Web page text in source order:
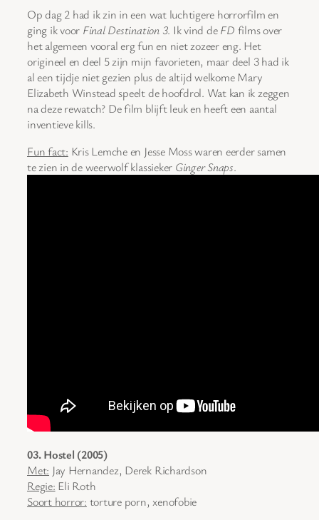
Op dag 2 had ik zin in een wat luchtigere horrorfilm en
ging ik voor Final Destination 3. Ik vind deFD films over
het algemeen vooral erg fun en niet zozeer eng. Het
origineel en deel 5 zijn mijn favorieten, maar deel 3 had ik
al een tijdje niet gezien plus de altijd welkome Mary
Elizabeth Winstead speelt de hoofdrol. Wat kan ik zeggen
na deze rewatch? De film blijft leuk en heeft een aantal
inventieve kills.
Fun fact: Kris Lemche en Jesse Moss waren eerder samen
te zien in de weerwolf klassieker Ginger Snaps.
03. Hostel (2005)
Met: Jay Hernandez, Derek Richardson
Regie: Eli Roth
Soort horror: torture porn, xenofobie